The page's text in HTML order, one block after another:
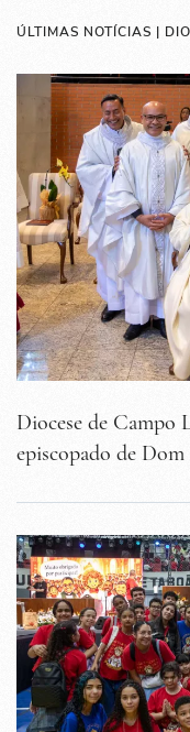
ÚLTIMAS NOTÍCIAS |
Diocese de Campo
episcopado de